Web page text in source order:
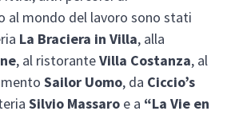
al mondo del lavoro sono stati
La Braciera in Villa, alla
, al ristoranteVilla Costanza, al
Sailor Uomo, da Ciccio’s
Silvio Massaro e a “La Vie en